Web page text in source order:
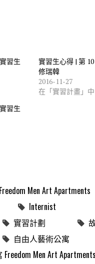
習生
實習生心得 | 第
修瑞韓
2016-11-27
在「實習計畫」中
習生
Freedom Men Art Apartments
Internist
實習計劃
自由人藝術公寓
Men Art Apartments